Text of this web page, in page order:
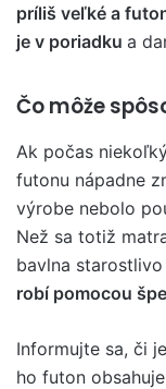
príliš veľké a
je v poriadku a
Čo môže
Ak počas
futonu nápadne
výrobe nebolo
Než sa totiž
bavlna
robí pomocou
Informujte sa, či
ho futon